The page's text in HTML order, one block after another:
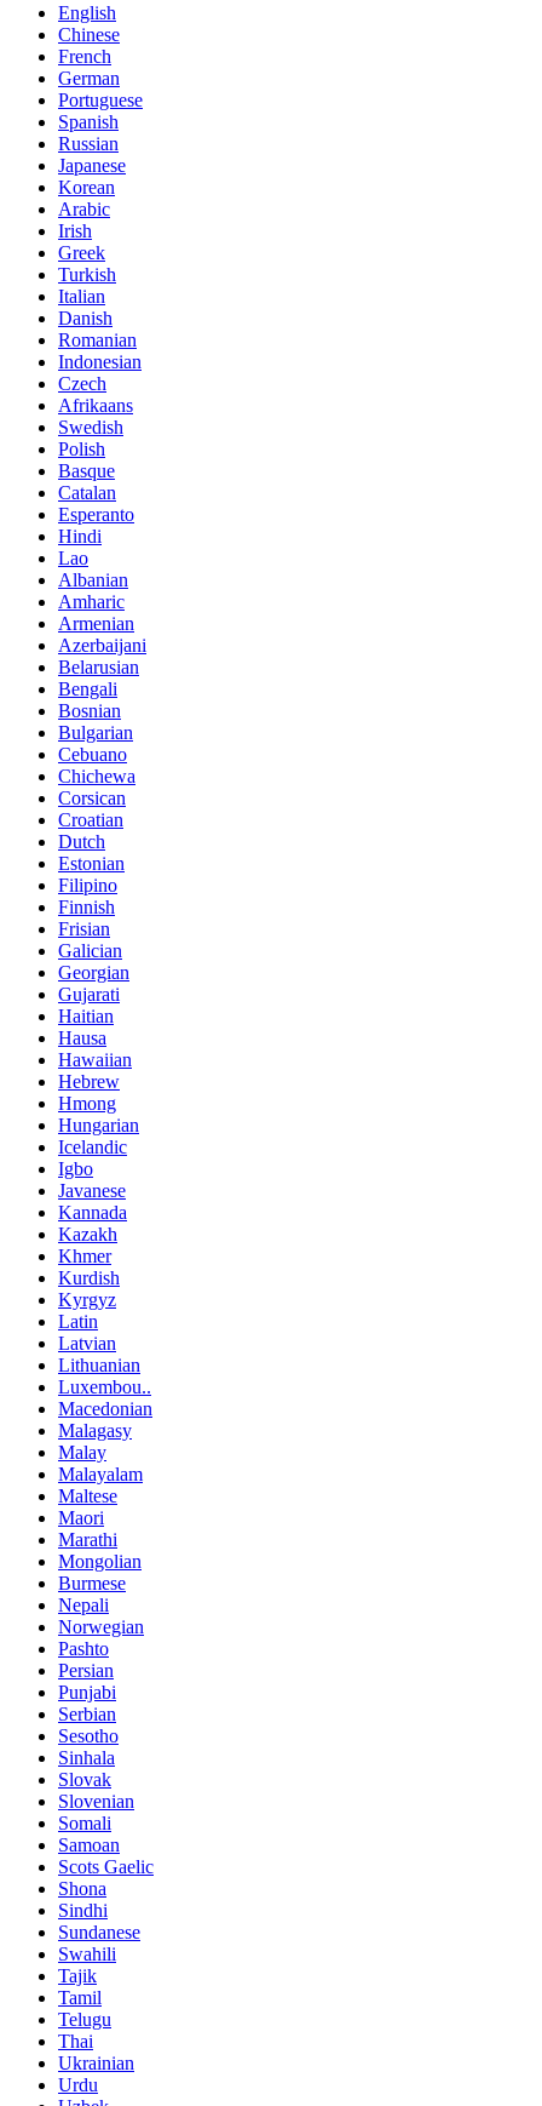
English
Chinese
French
German
Portuguese
Spanish
Russian
Japanese
Korean
Arabic
Irish
Greek
Turkish
Italian
Danish
Romanian
Indonesian
Czech
Afrikaans
Swedish
Polish
Basque
Catalan
Esperanto
Hindi
Lao
Albanian
Amharic
Armenian
Azerbaijani
Belarusian
Bengali
Bosnian
Bulgarian
Cebuano
Chichewa
Corsican
Croatian
Dutch
Estonian
Filipino
Finnish
Frisian
Galician
Georgian
Gujarati
Haitian
Hausa
Hawaiian
Hebrew
Hmong
Hungarian
Icelandic
Igbo
Javanese
Kannada
Kazakh
Khmer
Kurdish
Kyrgyz
Latin
Latvian
Lithuanian
Luxembou..
Macedonian
Malagasy
Malay
Malayalam
Maltese
Maori
Marathi
Mongolian
Burmese
Nepali
Norwegian
Pashto
Persian
Punjabi
Serbian
Sesotho
Sinhala
Slovak
Slovenian
Somali
Samoan
Scots Gaelic
Shona
Sindhi
Sundanese
Swahili
Tajik
Tamil
Telugu
Thai
Ukrainian
Urdu